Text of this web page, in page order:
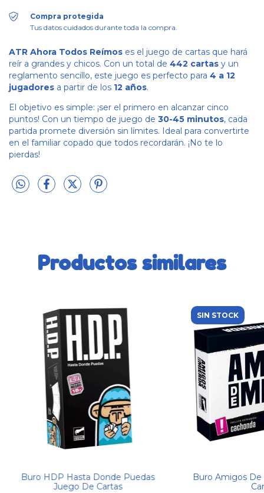
Compra protegida
Tus datos cuidados durante toda la compra.
ATR Ahora Todos Reímos es el juego de cartas que hará
reír a grandes y chicos. Con un total de 442 cartas y un
reglamento sencillo, este juego es perfecto para 4 a 12
jugadores a partir de los 12 años.
El objetivo es simple: ¡ser el primero en alcanzar cinco
puntos! Con un tiempo de juego de 30-45 minutos, cada
partida promete diversión sin límites. Ideal para convertirte
en el familiar copado que todos recordarán. ¡No te lo
pierdas!
Productos similares
Buro HDP Hasta Donde Puedas
Juego De Cartas
SIN STOCK
Buro Amigos